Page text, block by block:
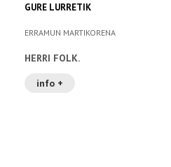
GURE LURRETIK
ERRAMUN MARTIKORENA
HERRI FOLK.
info +